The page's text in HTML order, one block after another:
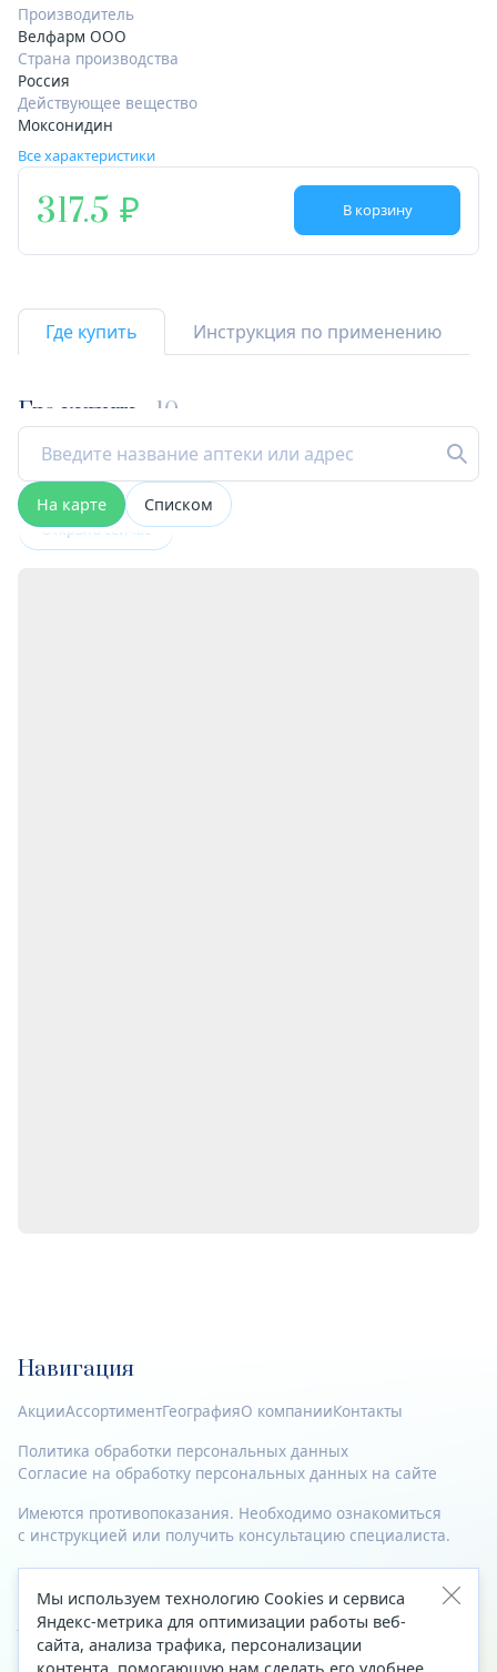
Производитель
Велфарм ООО
Страна производства
Россия
Действующее вещество
Моксонидин
Все характеристики
317.5 В корзину
Где купить Инструкция по применению
Где купить 10
На карте Списком
Открыта сейчас
Навигация
АкцииАссортиментГеографияО компанииКонтакты
Политика обработки персональных данных
Согласие на обработку персональных данных на сайте
Имеются противопоказания. Необходимо ознакомиться
с инструкцией или получить консультацию специалиста.
© 2023—2026 Все права защищены.
Адрес
Архангельск, ул. Папанина, д. 19 (вход в здание со стороны
Мы используем технологию Cookies и сервиса
Яндекс-метрика для оптимизации работы веб-
сайта, анализа трафика, персонализации